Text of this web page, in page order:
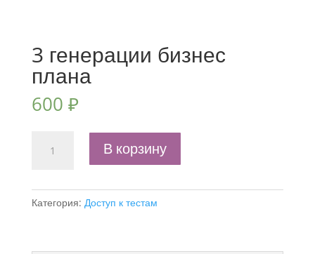
3 генерации бизнес
плана
600 ₽
товара
генерации
бизнес
В корзину
Категория: Доступ к тестам